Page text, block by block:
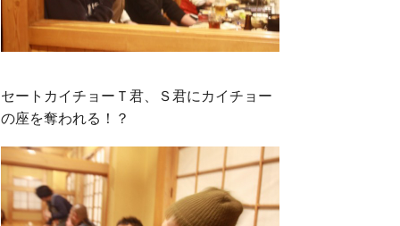
セートカイチョーＴ君、Ｓ君にカイチョー
の座を奪われる！？